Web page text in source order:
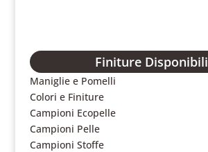
Finiture Disponibili
Maniglie e Pomelli
Colori e Finiture
Campioni Ecopelle
Campioni Pelle
Campioni Stoffe